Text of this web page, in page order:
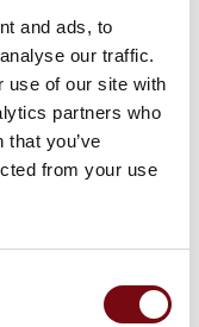
and ads, to
our traffic.
use of our site with
partners who
you’ve
from your use